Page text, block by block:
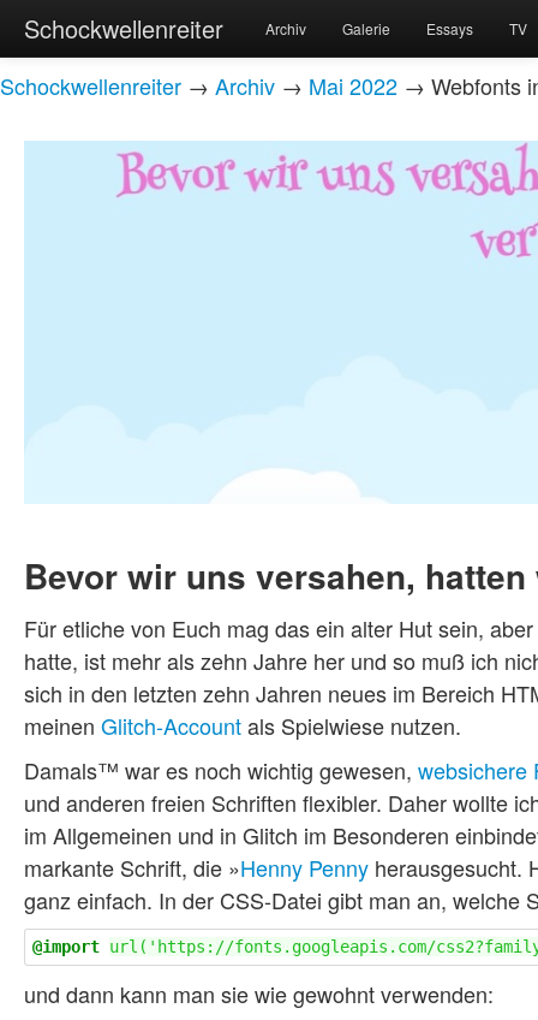
Schockwellenreiter Archiv Galerie Essays TV
Schockwellenreiter → Archiv → Mai 2022 → Webfonts
Bevor wir uns versahen,
Für etliche von Euch mag das ein alter Hut sein,
hatte, ist mehr als zehn Jahre her und so muß ich
sich in den letzten zehn Jahren neues im Bereich
meinen Glitch-Accountals Spielwiese nutzen.
Damals™ war es noch wichtig gewesen, websichere
und anderen freien Schriften flexibler. Daher wollte
im Allgemeinen und in Glitch im Besonderen
markante Schrift, die »Henny Penny herausgesucht.
ganz einfach. In der CSS-Datei gibt man an, welche
@import url('https://fonts.googleapis.com/
und dann kann man sie wie gewohnt verwenden: